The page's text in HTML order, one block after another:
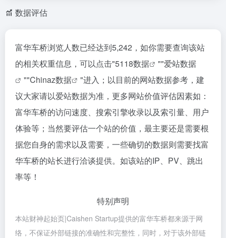
数据评估
富华车桥浏览人数已经达到5,242，如你需要查询该站
的相关权重信息，可以点击"5118数据 ""爱站数据
""Chinaz数据
"进入；以目前的网站数据参考，建
议大家请以爱站数据为准，更多网站价值评估因素如：
富华车桥的访问速度、搜索引擎收录以及索引量、用户
体验等；当然要评估一个站的价值，最主要还是需要根
据您自身的需求以及需要，一些确切的数据则需要找富
华车桥的站长进行洽谈提供。如该站的IP、PV、跳出
率等！
特别声明
本站财神起始页|Caishen Startup提供的富华车桥都来源于网
络，不保证外部链接的准确性和完整性，同时，对于该外部链